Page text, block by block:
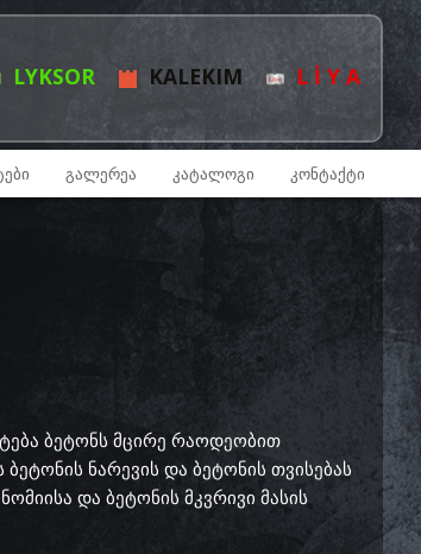
LYKSOR KALEKIM L İ Y A
ᲒᲐᲚᲔᲠᲔᲐ ᲙᲐᲢᲐᲚᲝᲒᲘ ᲙᲝᲜᲢᲐᲥᲢᲘ
ბეტონს მცირე რაოდეობით
ნარევის და ბეტონის თვისებას
და ბეტონის მკვრივი მასის